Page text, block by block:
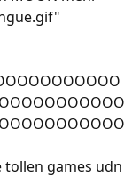
tollen games udn